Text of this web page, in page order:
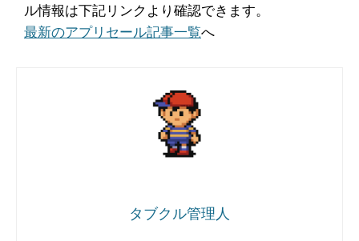
ル情報は下記リンクより確認できます。
最新のアプリセール記事一覧へ
タブクル管理人